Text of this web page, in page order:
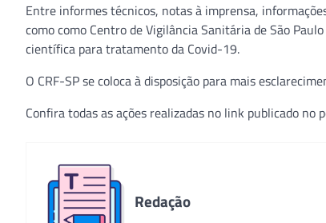
Entre informes técnicos, notas à imprensa,
como como Centro de Vigilância Sanitária de São
científica para tratamento da Covid-19.
O CRF-SP se coloca à disposição para mais
Confira todas as ações realizadas no link publicado no
Redação